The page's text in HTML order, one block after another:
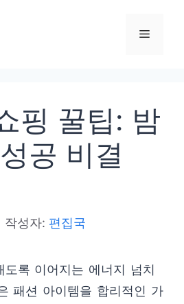
메
핑 꿀팁: 밤
공 비결
작성자: 편집국
록 이어지는 에너지 넘치
패션 아이템을 합리적인 가